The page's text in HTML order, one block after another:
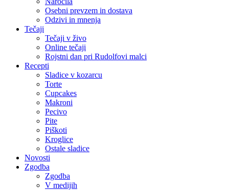
Osebni prevzem in dostava
Odzivi in mnenja
Tečaji
Tečaji v živo
Online tečaji
Rojstni dan pri Rudolfovi malci
Recepti
Sladice v kozarcu
Torte
Cupcakes
Makroni
Pecivo
Pite
Piškoti
Kroglice
Ostale sladice
Novosti
Zgodba
Zgodba
V medijih